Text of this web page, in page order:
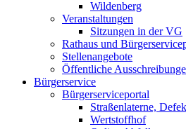
Wildenberg
Veranstaltungen
Sitzungen in der VG
Rathaus und
Stellenangebote
Öffentliche
Bürgerservice
Bürgerserviceportal
Straßenlaterne,
Wertstoffhof